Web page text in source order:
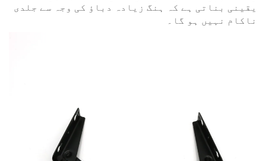
یقینی بناتی ہے کہ ہنگ زیادہ دباؤ کی وجہ سے جلدی
ناکام نہیں ہو گا۔